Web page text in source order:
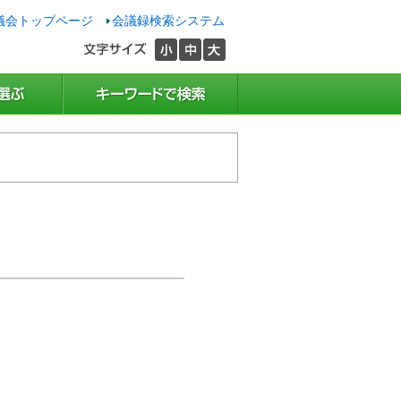
会トップページ 会議録検索システム